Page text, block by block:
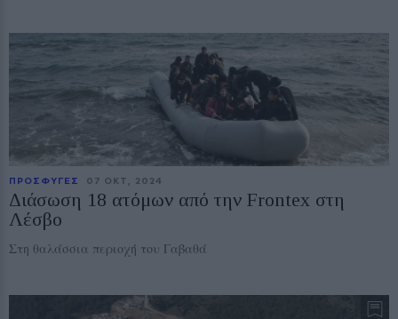
ΠΡΟΣΦΥΓΕΣ 07 ΟΚΤ, 2024
Διάσωση 18 ατόμων από την Frontex στη
Λέσβο
Στη θαλάσσια περιοχή του Γαβαθά